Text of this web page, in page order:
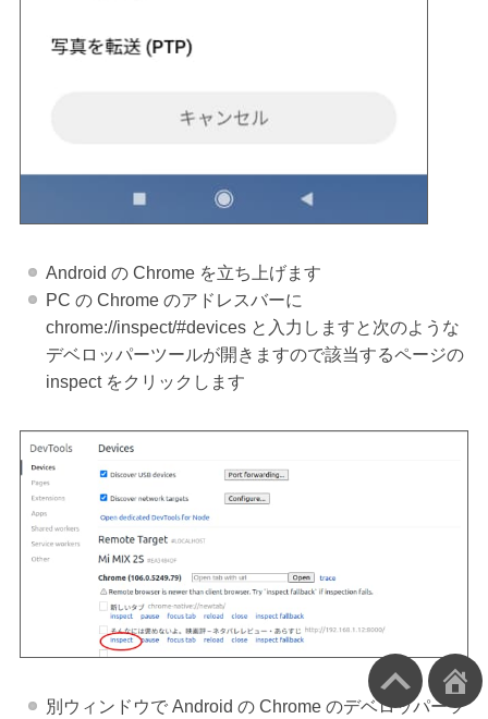
Android の Chrome を立ち上げます
PC の Chrome のアドレスバーに
chrome://inspect/#devices と入力しますと次のような
デベロッパーツールが開きますので該当するページの
inspect をクリックします
別ウィンドウで Android の Chrome のデベロッパーツ